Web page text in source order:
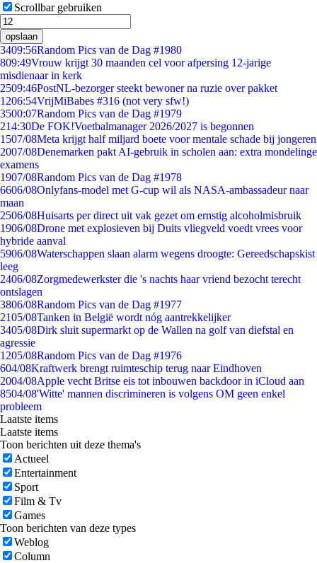
Scrollbar gebruiken
opslaan
3409:56Random Pics van de Dag #1980
809:49Vrouw krijgt 30 maanden cel voor afpersing 12-jarige
misdienaar in kerk
2509:46PostNL-bezorger steekt bewoner na ruzie over pakket
1206:54VrijMiBabes #316 (not very sfw!)
3500:07Random Pics van de Dag #1979
214:30De FOK!Voetbalmanager 2026/2027 is begonnen
1507/08Meta krijgt half miljard boete voor mentale schade bij jongeren
2007/08Denemarken pakt AI-gebruik in scholen aan: extra mondelinge
examens
1907/08Random Pics van de Dag #1978
6606/08Onlyfans-model met G-cup wil als NASA-ambassadeur naar
maan
2506/08Huisarts per direct uit vak gezet om ernstig alcoholmisbruik
1906/08Drone met explosieven bij Duits vliegveld voedt vrees voor
hybride aanval
5906/08Waterschappen slaan alarm wegens droogte: Gereedschapskist
leeg
2406/08Zorgmedewerkster die 's nachts haar vriend bezocht terecht
ontslagen
3806/08Random Pics van de Dag #1977
2105/08Tanken in België wordt nóg aantrekkelijker
3405/08Dirk sluit supermarkt op de Wallen na golf van diefstal en
agressie
1205/08Random Pics van de Dag #1976
604/08Kraftwerk brengt ruimteschip terug naar Eindhoven
2004/08Apple vecht Britse eis tot inbouwen backdoor in iCloud aan
8504/08'Witte' mannen discrimineren is volgens OM geen enkel
probleem
Laatste items
Laatste items
Toon berichten uit deze thema's
Actueel
Entertainment
Sport
Film & Tv
Games
Toon berichten van deze types
Weblog
Column